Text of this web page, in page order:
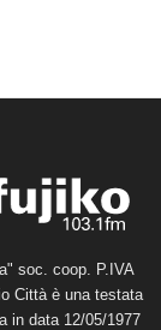
soc. coop. P.IVA
Città è una testata
in data 12/05/1977